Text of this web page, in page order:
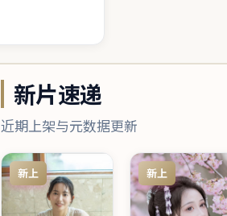
新片速递
近期上架与元数据更新
新上 新上